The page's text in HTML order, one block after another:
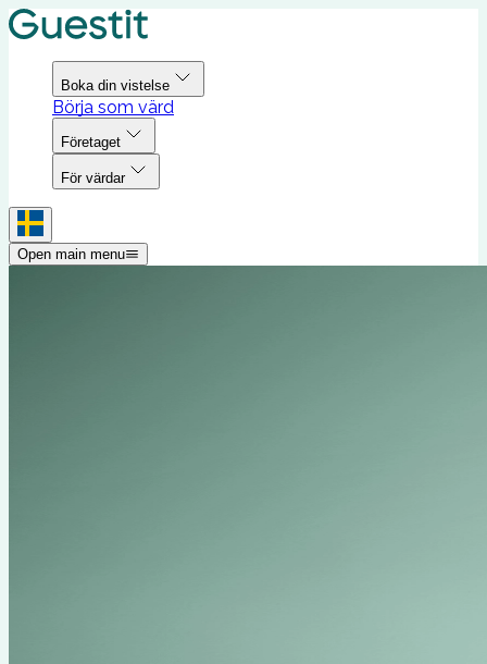
Boka din vistelse
Börja som värd
Företaget
För värdar
Open main menu